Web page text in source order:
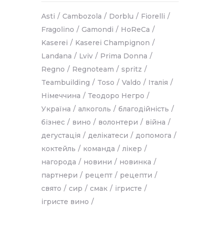
Asti Cambozola Dorblu
Fiorelli
Fragolino
Gamondi
HoReCa
Kaserei
Kaserei Champignon
Landana
Lviv
Prima Donna
Regno
Regnoteam
spritz
Teambuilding
Toso Valdo
Італія
Німеччина
Теодоро Негро
Україна
алкоголь
благодійність
бізнес
вино волонтери
війна
дегустація
делікатеси
допомога
коктейль
команда
лікер
нагорода
новини
новинка
партнери
рецепт
рецепти
свято
сир смак
ігристе
ігристе вино